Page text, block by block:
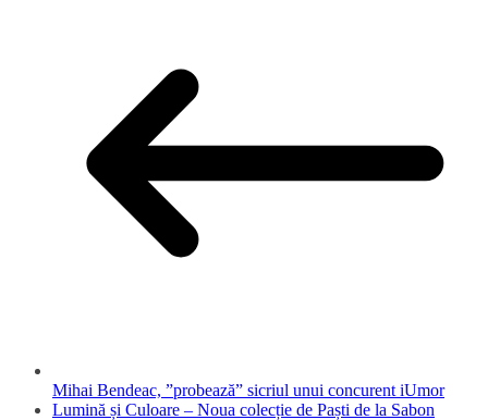
Mihai Bendeac, ”probează” sicriul unui concurent iUmor
Lumină și Culoare – Noua colecție de Paști de la Sabon